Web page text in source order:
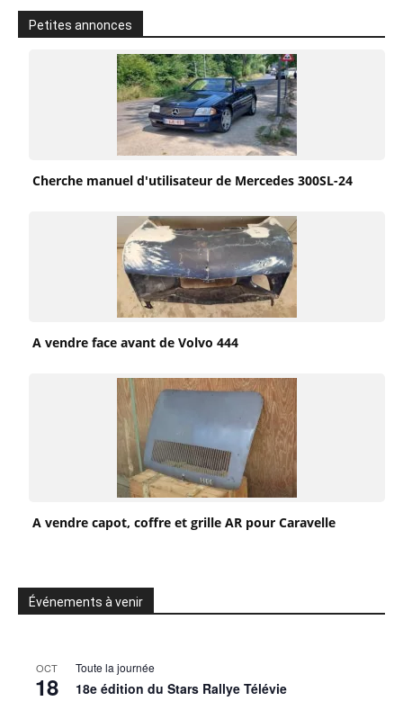
Petites annonces
Cherche manuel d'utilisateur de Mercedes 300SL-24
A vendre face avant de Volvo 444
A vendre capot, coffre et grille AR pour Caravelle
Événements à venir
OCT
18
Toute la journée
18e édition du Stars Rallye Télévie